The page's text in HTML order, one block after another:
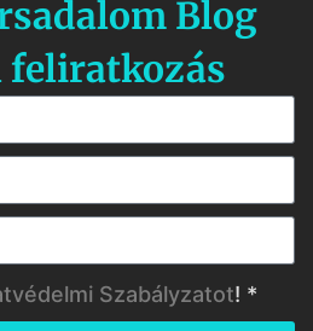
Blog
feliratkozás
Szabályzatot! *